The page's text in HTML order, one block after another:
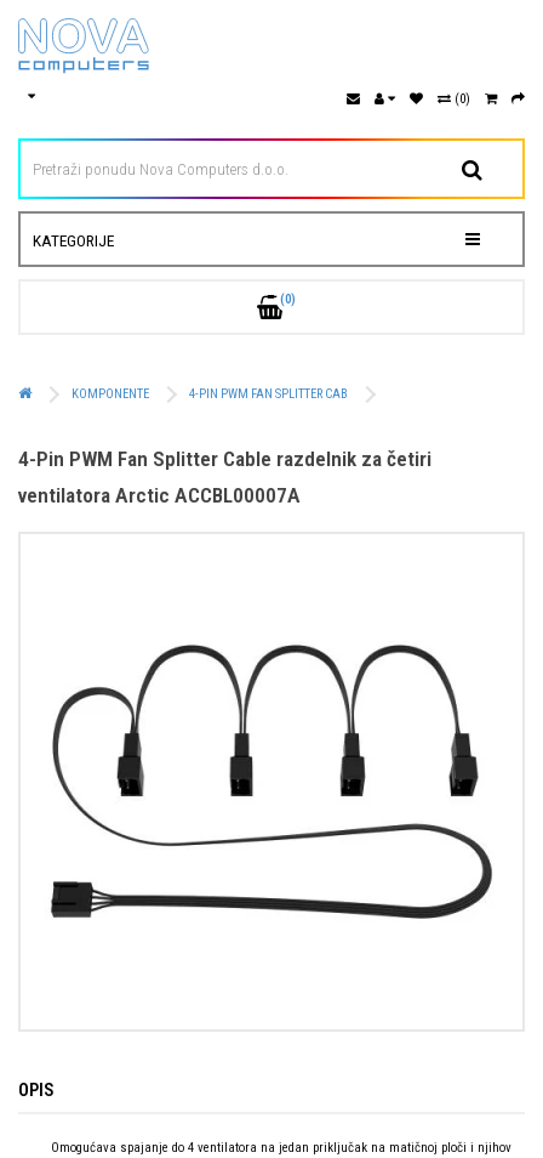
(0)
KATEGORIJE
(0)
KOMPONENTE 4-PIN PWM FAN SPLITTER CAB
4-Pin PWM Fan Splitter Cable razdelnik za četiri
ventilatora Arctic ACCBL00007A
OPIS
Omogućava spajanje do 4 ventilatora na jedan priključak na matičnoj ploči i njihov